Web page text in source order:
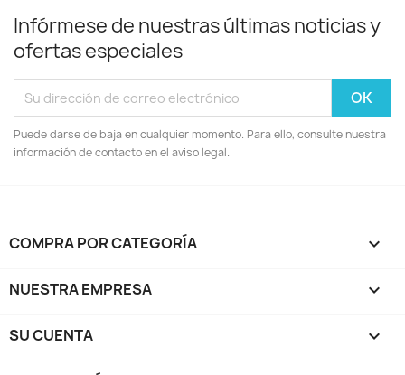
Infórmese de nuestras últimas noticias y
ofertas especiales
Puede darse de baja en cualquier momento. Para ello, consulte nuestra
información de contacto en el aviso legal.
COMPRA POR CATEGORÍA 
NUESTRA EMPRESA 
SU CUENTA 